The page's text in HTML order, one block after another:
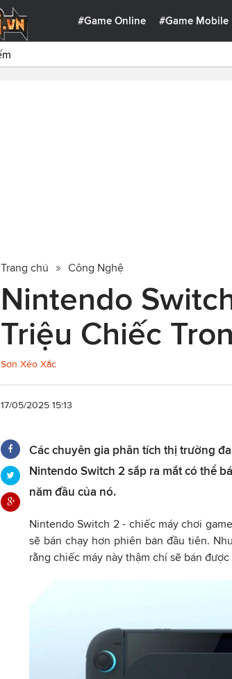
#Game Online #Game Mobile
Trang chủ Công Nghệ
Nintendo
Triệu Chiếc
Sơn Xéo Xắc
17/05/2025 15:13
Các chuyên gia phân tích thị trường
Nintendo Switch 2 sắp ra mắt có thể
năm đầu của nó.
Nintendo Switch 2 - chiếc máy chơi
sẽ bán chạy hơn phiên bản đầu tiên.
rằng chiếc máy này thậm chí sẽ bán